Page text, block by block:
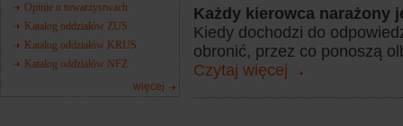
Opinie o towarzystwach
Katalog oddziałów ZUS
Katalog oddziałów KRUS
Katalog oddziałów NFZ
więcej
Każdy kierowca narażony
Kiedy dochodzi do
obronić, przez co ponoszą
Czytaj więcej